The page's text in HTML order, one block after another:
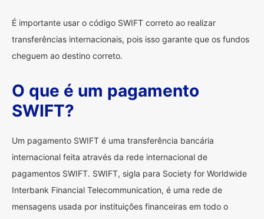
É importante usar o código SWIFT correto ao realizar
transferências internacionais, pois isso garante que os fundos
cheguem ao destino correto.
O que é um pagamento
SWIFT?
Um pagamento SWIFT é uma transferência bancária
internacional feita através da rede internacional de
pagamentos SWIFT. SWIFT, sigla para Society for Worldwide
Interbank Financial Telecommunication, é uma rede de
mensagens usada por instituições financeiras em todo o